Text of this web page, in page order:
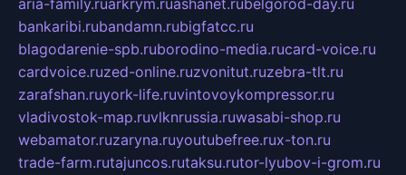
aria-family.ruarkrym.ruashanet.rubelgorod-day.ru
bankaribi.rubandamn.rubigfatcc.ru
blagodarenie-spb.ruborodino-media.rucard-voice.ru
cardvoice.ruzed-online.ruzvonitut.ruzebra-tlt.ru
zarafshan.ruyork-life.ruvintovoykompressor.ru
vladivostok-map.ruvlknrussia.ruwasabi-shop.ru
webamator.ruzaryna.ruyoutubefree.rux-ton.ru
trade-farm.rutajuncos.rutaksu.rutor-lyubov-i-grom.ru